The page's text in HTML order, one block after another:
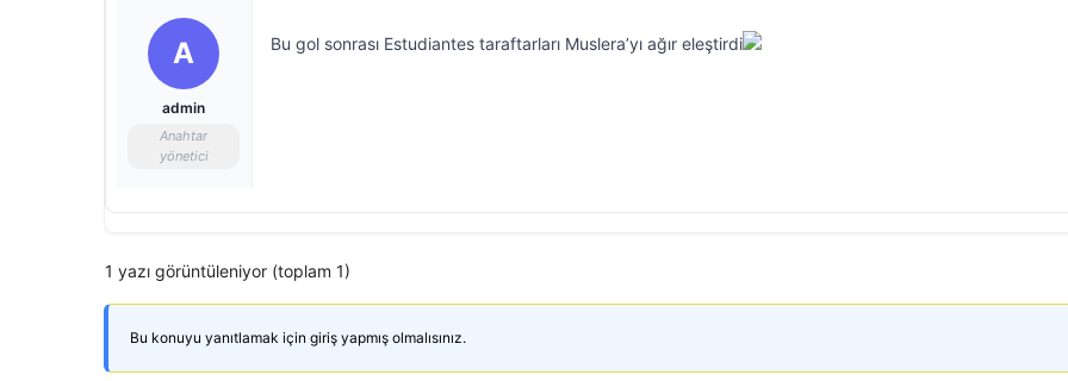
A
admin
Anahtar
yönetici
Bu gol sonrası Estudiantes taraftarları Muslera’yı ağır eleştirdi
1 yazı görüntüleniyor (toplam 1)
Bu konuyu yanıtlamak için giriş yapmış olmalısınız.